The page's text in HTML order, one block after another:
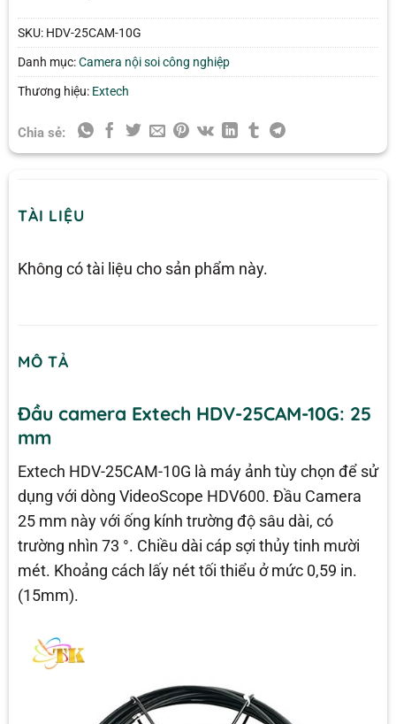
SKU: HDV-25CAM-10G
Danh mục:Camera nội soi công nghiệp
Thương hiệu: Extech
Chia sẻ:
TÀI LIỆU
Không có tài liệu cho sản phẩm này.
MÔ TẢ
Đầu camera Extech HDV-25CAM-10G: 25
mm
Extech HDV-25CAM-10G là máy ảnh tùy chọn để sử
dụng với dòng VideoScope HDV600. Đầu Camera
25 mm này với ống kính trường độ sâu dài, có
trường nhìn 73 °. Chiều dài cáp sợi thủy tinh mười
mét. Khoảng cách lấy nét tối thiểu ở mức 0,59 in.
(15mm).